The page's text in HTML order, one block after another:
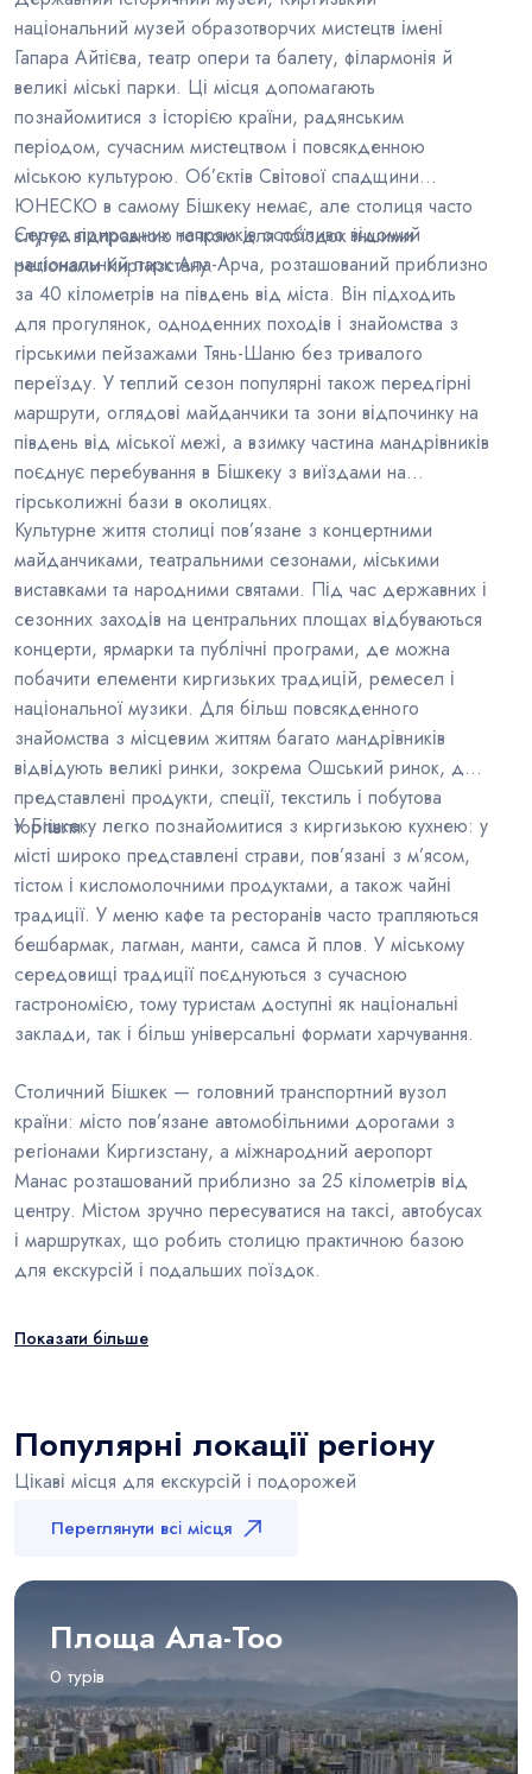
національний музей образотворчих мистецтв імені
Гапара Айтієва, театр опери та балету, філармонія й
великі міські парки. Ці місця допомагають
познайомитися з історією країни, радянським
періодом, сучасним мистецтвом і повсякденною
міською культурою. Об’єктів Світової спадщини
ЮНЕСКО в самому Бішкеку немає, але столиця часто
слугує відправною точкою для поїздок іншими
регіонами Киргизстану.
Серед природних напрямків особливо відомий
національний парк Ала-Арча, розташований приблизно
за 40 кілометрів на південь від міста. Він підходить
для прогулянок, одноденних походів і знайомства з
гірськими пейзажами Тянь-Шаню без тривалого
переїзду. У теплий сезон популярні також передгірні
маршрути, оглядові майданчики та зони відпочинку на
південь від міської межі, а взимку частина мандрівників
поєднує перебування в Бішкеку з виїздами на
гірськолижні бази в околицях.
Культурне життя столиці пов’язане з концертними
майданчиками, театральними сезонами, міськими
виставками та народними святами. Під час державних і
сезонних заходів на центральних площах відбуваються
концерти, ярмарки та публічні програми, де можна
побачити елементи киргизьких традицій, ремесел і
національної музики. Для більш повсякденного
знайомства з місцевим життям багато мандрівників
відвідують великі ринки, зокрема Ошський ринок, де
представлені продукти, спеції, текстиль і побутова
торгівля.
У Бішкеку легко познайомитися з киргизькою кухнею: у
місті широко представлені страви, пов’язані з м’ясом,
тістом і кисломолочними продуктами, а також чайні
традиції. У меню кафе та ресторанів часто трапляються
бешбармак, лагман, манти, самса й плов. У міському
середовищі традиції поєднуються з сучасною
гастрономією, тому туристам доступні як національні
заклади, так і більш універсальні формати харчування.
Столичний Бішкек — головний транспортний вузол
країни: місто пов’язане автомобільними дорогами з
регіонами Киргизстану, а міжнародний аеропорт
Манас розташований приблизно за 25 кілометрів від
центру. Містом зручно пересуватися на таксі, автобусах
і маршрутках, що робить столицю практичною базою
для екскурсій і подальших поїздок.
Показати більше
Популярні локації регіону
Цікаві місця для екскурсій і подорожей
Переглянути всі місця
Площа Ала-Тоо
0 турів